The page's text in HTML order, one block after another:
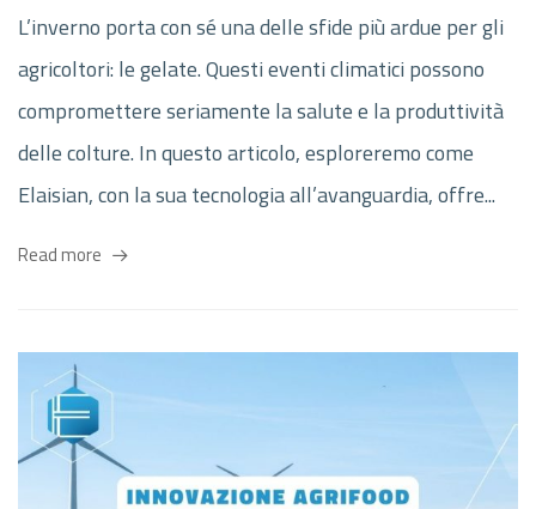
L’inverno porta con sé una delle sfide più ardue per gli
agricoltori: le gelate. Questi eventi climatici possono
compromettere seriamente la salute e la produttività
delle colture. In questo articolo, esploreremo come
Elaisian, con la sua tecnologia all’avanguardia, offre...
Read more